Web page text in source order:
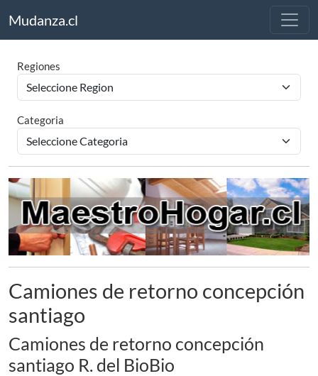
Mudanza.cl
Regiones
Categoria
Camiones de retorno concepción
santiago
Camiones de retorno concepción
santiago R. del BioBio